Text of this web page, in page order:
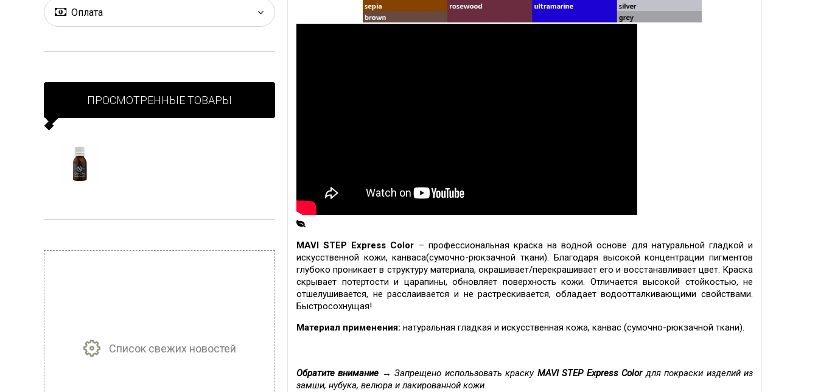
MAVI STEP Express Color – профессиональная краска на водной основе для натуральной гладкой и
искусственной кожи,канваса(сумочно-рюкзачной ткани). Благодаря высокой концентрации пигментов
глубоко проникает в структуру материала, окрашивает/перекрашивает его и восстанавливает цвет. Краска
скрывает потертости и царапины, обновляет поверхность кожи. Отличается высокой стойкостью, не
отшелушивается, не расслаивается и не растрескивается, обладает водоотталкивающими свойствами.
Быстросохнущая!
Материал применения: натуральная гладкая и искусственная кожа, канвас (сумочно-рюкзачной ткани).
Обратите внимание → Запрещено использовать краску MAVI STEP Express Colorдля покраски изделий из
замши, нубука, велюра и лакированной кожи.
Оплата
ПРОСМОТРЕННЫЕ ТОВАРЫ
Список свежих новостей